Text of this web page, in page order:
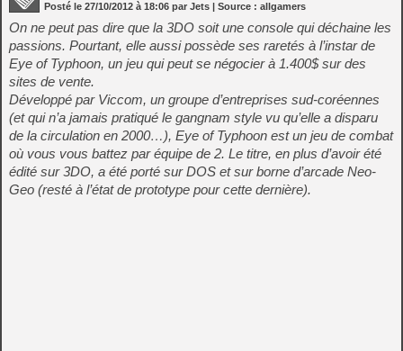
Posté le 27/10/2012 à 18:06 par Jets | Source : allgamers
On ne peut pas dire que la 3DO soit une console qui déchaine les
passions. Pourtant, elle aussi possède ses raretés à l’instar de
Eye of Typhoon, un jeu qui peut se négocier à 1.400$ sur des
sites de vente.
Développé par Viccom, un groupe d’entreprises sud-coréennes
(et qui n’a jamais pratiqué le gangnam style vu qu’elle a disparu
de la circulation en 2000…), Eye of Typhoon est un jeu de combat
où vous vous battez par équipe de 2. Le titre, en plus d’avoir été
édité sur 3DO, a été porté sur DOS et sur borne d’arcade Neo-
Geo (resté à l’état de prototype pour cette dernière).